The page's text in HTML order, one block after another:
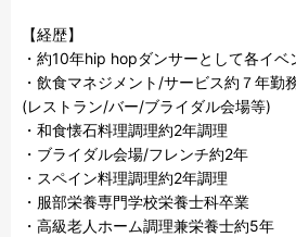
【経歴】
・約10年hip hopダンサーとして各イベ
・飲食マネジメント/サービス約７年勤
(レストラン/バー/ブライダル会場等)
・和食懐石料理調理約2年調理
・ブライダル会場/フレンチ約2年
・スペイン料理調理約2年調理
・服部栄養専門学校栄養士科卒業
・高級老人ホーム調理兼栄養士約5年